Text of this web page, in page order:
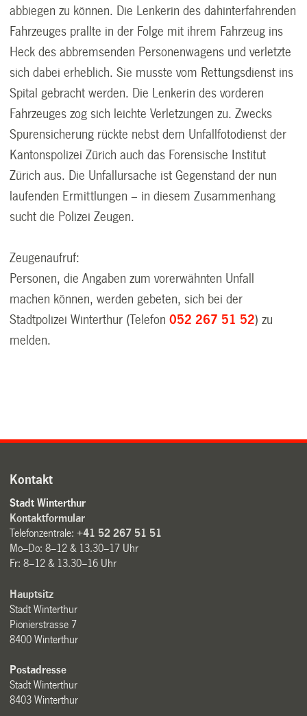
abbiegen zu können. Die Lenkerin des dahinterfahrenden
Fahrzeuges prallte in der Folge mit ihrem Fahrzeug ins
Heck des abbremsenden Personenwagens und verletzte
sich dabei erheblich. Sie musste vom Rettungsdienst ins
Spital gebracht werden. Die Lenkerin des vorderen
Fahrzeuges zog sich leichte Verletzungen zu. Zwecks
Spurensicherung rückte nebst dem Unfallfotodienst der
Kantonspolizei Zürich auch das Forensische Institut
Zürich aus. Die Unfallursache ist Gegenstand der nun
laufenden Ermittlungen – in diesem Zusammenhang
sucht die Polizei Zeugen.
Zeugenaufruf:
Personen, die Angaben zum vorerwähnten Unfall
machen können, werden gebeten, sich bei der
Stadtpolizei Winterthur (Telefon052 267 51 52) zu
melden.
Kontakt
Stadt Winterthur
Kontaktformular
Telefonzentrale:+41 52 267 51 51
Mo–Do: 8–12 & 13.30–17 Uhr
Fr: 8–12 & 13.30–16 Uhr
Hauptsitz
Stadt Winterthur
Pionierstrasse 7
8400 Winterthur
Postadresse
Stadt Winterthur
8403 Winterthur